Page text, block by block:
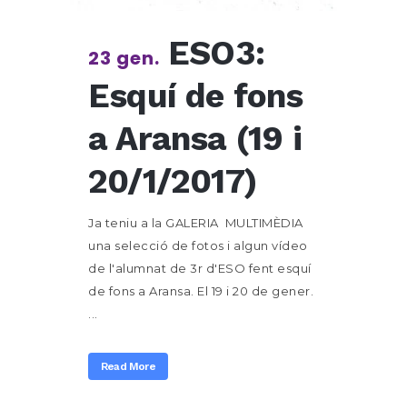
23 gen. ESO3:
Esquí de fons
a Aransa (19 i
20/1/2017)
Ja teniu a la GALERIA MULTIMÈDIA
una selecció de fotos i algun vídeo
de l'alumnat de 3r d'ESO fent esquí
de fons a Aransa. El 19 i 20 de gener.
Read More